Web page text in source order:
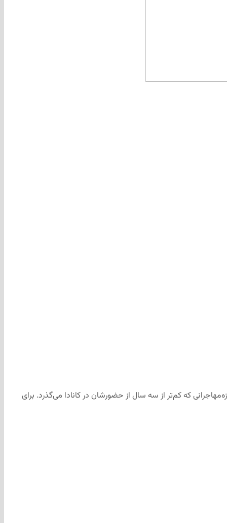
که کم‌تر از سه سال از حضورشان در کانادا می‌گذرد. برای